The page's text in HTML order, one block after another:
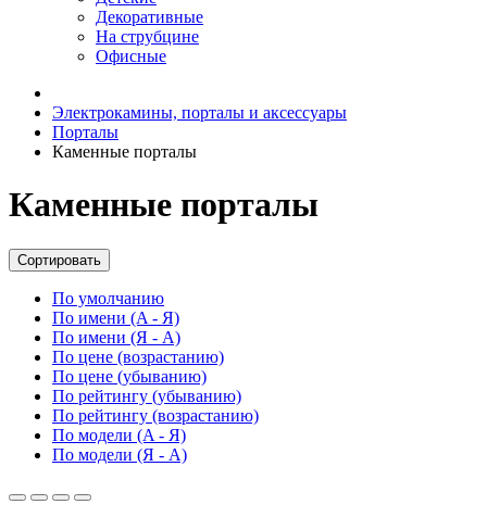
Декоративные
На струбцине
Офисные
Электрокамины, порталы и аксессуары
Порталы
Каменные порталы
Каменные порталы
Сортировать
По умолчанию
По имени (A - Я)
По имени (Я - A)
По цене (возрастанию)
По цене (убыванию)
По рейтингу (убыванию)
По рейтингу (возрастанию)
По модели (A - Я)
По модели (Я - A)